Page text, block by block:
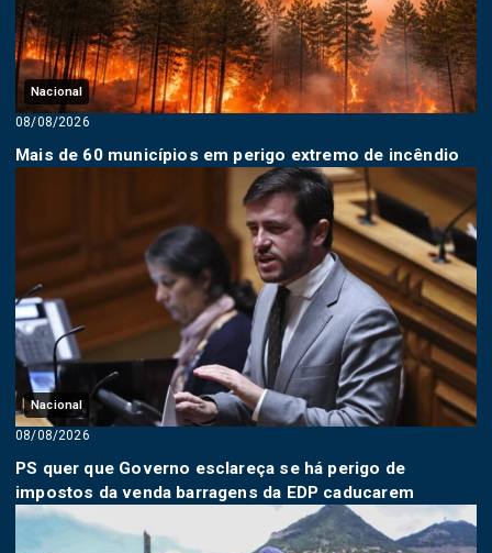
Nacional
08/08/2026
Mais de 60 municípios em perigo extremo de incêndio
Nacional
08/08/2026
PS quer que Governo esclareça se há perigo de
impostos da venda barragens da EDP caducarem